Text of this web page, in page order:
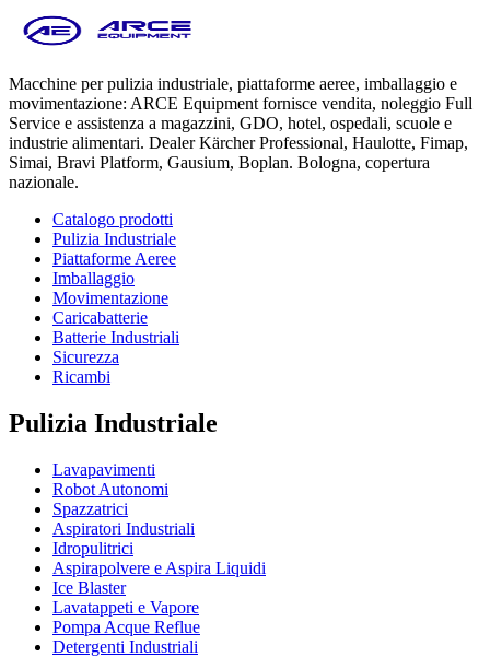
Macchine per pulizia industriale, piattaforme aeree, imballaggio e
movimentazione: ARCE Equipment fornisce vendita, noleggio Full
Service e assistenza a magazzini, GDO, hotel, ospedali, scuole e
industrie alimentari. Dealer Kärcher Professional, Haulotte, Fimap,
Simai, Bravi Platform, Gausium, Boplan. Bologna, copertura
nazionale.
Catalogo prodotti
Pulizia Industriale
Piattaforme Aeree
Imballaggio
Movimentazione
Caricabatterie
Batterie Industriali
Sicurezza
Ricambi
Pulizia Industriale
Lavapavimenti
Robot Autonomi
Spazzatrici
Aspiratori Industriali
Idropulitrici
Aspirapolvere e Aspira Liquidi
Ice Blaster
Lavatappeti e Vapore
Pompa Acque Reflue
Detergenti Industriali